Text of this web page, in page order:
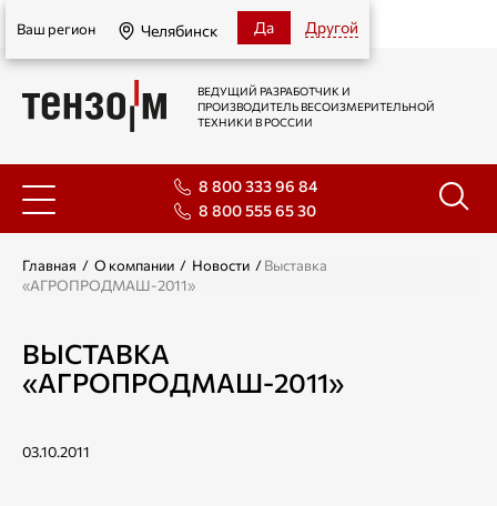
Челябинск
Ваш регион Челябинск Да Другой
ВЕДУЩИЙ РАЗРАБОТЧИК И
ПРОИЗВОДИТЕЛЬ ВЕСОИЗМЕРИТЕЛЬНОЙ
ТЕХНИКИ В РОССИИ
8 800 333 96 84
8 800 555 65 30
Главная / О компании / Новости /Выставка
«АГРОПРОДМАШ-2011»
ВЫСТАВКА
«АГРОПРОДМАШ-2011»
03.10.2011